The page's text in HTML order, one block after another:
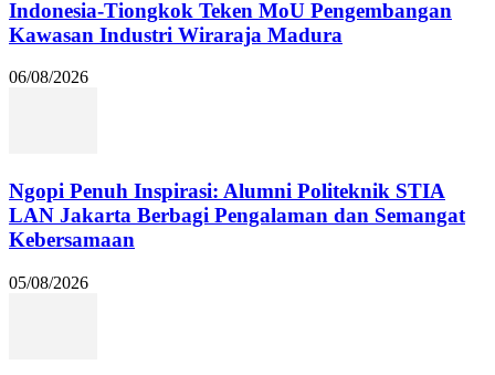
Indonesia-Tiongkok Teken MoU Pengembangan
Kawasan Industri Wiraraja Madura
06/08/2026
Ngopi Penuh Inspirasi: Alumni Politeknik STIA
LAN Jakarta Berbagi Pengalaman dan Semangat
Kebersamaan
05/08/2026